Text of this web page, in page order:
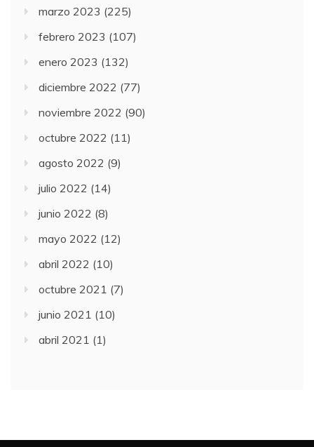
marzo 2023 (225)
febrero 2023 (107)
enero 2023 (132)
diciembre 2022 (77)
noviembre 2022 (90)
octubre 2022 (11)
agosto 2022 (9)
julio 2022 (14)
junio 2022 (8)
mayo 2022 (12)
abril 2022 (10)
octubre 2021 (7)
junio 2021 (10)
abril 2021 (1)